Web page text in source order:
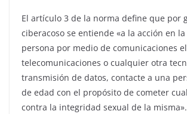
El artículo 3 de la norma define que por
ciberacoso se entiende «a la acción en
persona por medio de comunicaciones
telecomunicaciones o cualquier otra
transmisión de datos, contacte a una
de edad con el propósito de cometer
contra la integridad sexual de la misma».